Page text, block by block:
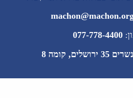
077-778-4400
קומה 8